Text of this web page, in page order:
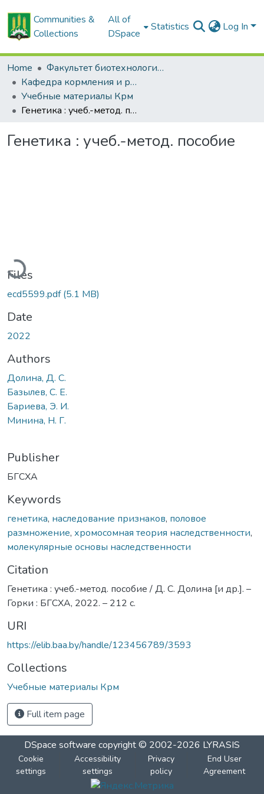
Communities &
Collections
All of
DSpace
Statistics Log In
Home
Факультет биотехнологии и аквакультуры
Кафедра кормления и разведения сельскохозяйственных животных
Учебные материалы Крм
Генетика : учеб.-метод. пособие
Генетика : учеб.-метод. пособие
Files
ecd5599.pdf(5.1 MB)
Date
2022
Authors
Долина, Д. С.
Базылев, С. Е.
Бариева, Э. И.
Минина, Н. Г.
Publisher
БГСХА
Keywords
генетика, наследование признаков, половое
размножение, хромосомная теория наследственности,
молекулярные основы наследственности
Citation
Генетика : учеб.-метод. пособие / Д. С. Долина [и др.]. –
Горки : БГСХА, 2022. – 212 с.
URI
https://elib.baa.by/handle/123456789/3593
Collections
Учебные материалы Крм
Full item page
DSpace software copyright © 2002-2026 LYRASIS
Cookie
settings
Accessibility
settings
Privacy
policy
End User
Agreement